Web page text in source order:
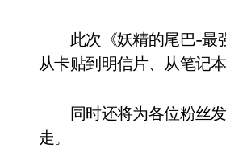
此次《妖精的尾巴-最强
从卡贴到明信片、从笔记
同时还将为各位粉丝发
走。